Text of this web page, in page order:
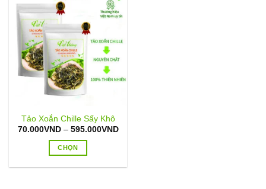
Tảo Xoắn Chille Sấy Khô
70.000VND – 595.000VNDKhoảng
595.000VND
CHỌN